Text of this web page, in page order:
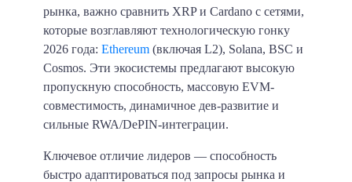
рынка, важно сравнить XRP и Cardano с сетями,
которые возглавляют технологическую гонку
2026 года: Ethereum (включая L2), Solana, BSC и
Cosmos. Эти экосистемы предлагают высокую
пропускную способность, массовую EVM-
совместимость, динамичное дев-развитие и
сильные RWA/DePIN-интеграции.
Ключевое отличие лидеров — способность
быстро адаптироваться под запросы рынка и